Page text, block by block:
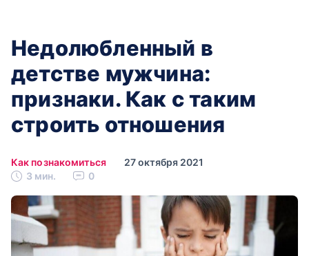
Недолюбленный в
детстве мужчина:
признаки. Как с таким
строить отношения
Как познакомиться
27 октября 2021
3 мин.
0